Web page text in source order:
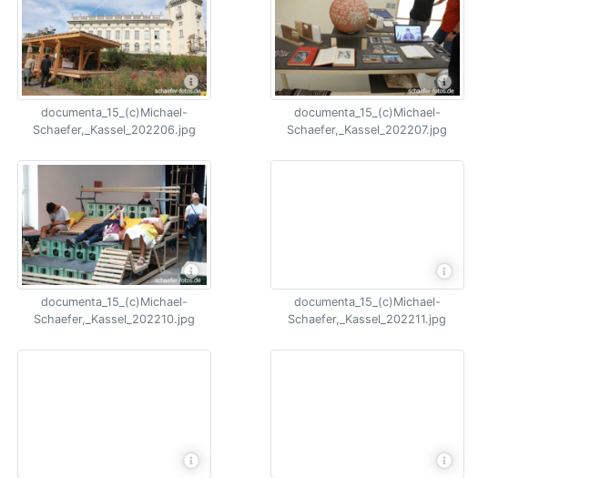
documenta_15_(c)Michael-
Schaefer,_Kassel_202206.jpg
documenta_15_(c)Michael-
Schaefer,_Kassel_202207.jpg
documenta_15_(c)Michael-
Schaefer,_Kassel_202210.jpg
documenta_15_(c)Michael-
Schaefer,_Kassel_202211.jpg